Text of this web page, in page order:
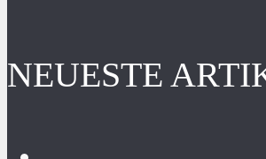
NEUESTE